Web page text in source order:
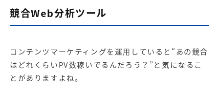
競合Web分析ツール
コンテンツマーケティングを運用していると“あの競合
はどれくらいPV数稼いでるんだろう？”と気になるこ
とがありますよね。